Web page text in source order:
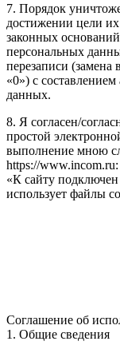
7. Порядок
достижении цели
законных
персональных
перезаписи
«0») с
данных.
8. Я согласен/
простой
выполнение мною
https://
«К сайту
использует файлы
Соглашение об
1. Общие сведения